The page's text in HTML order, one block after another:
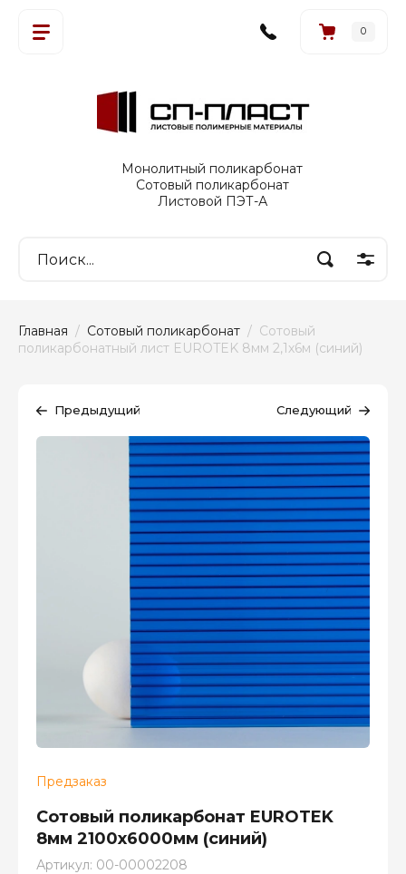
0
Монолитный поликарбонат
Сотовый поликарбонат
Листовой ПЭТ-А
Главная / Сотовый поликарбонат /  Сотовый
поликарбонатный лист EUROTEK 8мм 2,1х6м (синий)
Предыдущий Следующий
Предзаказ
Сотовый поликарбонат EUROTEK
8мм 2100х6000мм (синий)
Артикул: 00-00002208